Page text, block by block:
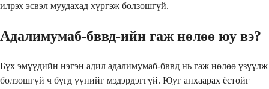
илрэх эсвэл муудахад хүргэж болзошгүй.
Адалимумаб-бввд-ийн гаж нөлөө юу вэ?
Бүх эмүүдийн нэгэн адил адалимумаб-бввд нь гаж нөлөө үзүүлж
болзошгүй ч бүгд үүнийг мэдэрдэггүй. Юуг анхаарах ёстойг